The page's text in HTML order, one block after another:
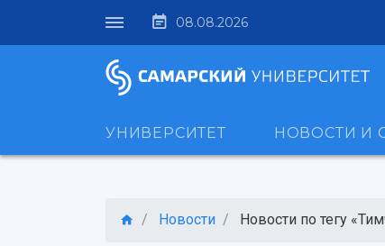
08.08.2026
УНИВЕРСИТЕТ НОВОСТИ И
Новости Новости по тегу